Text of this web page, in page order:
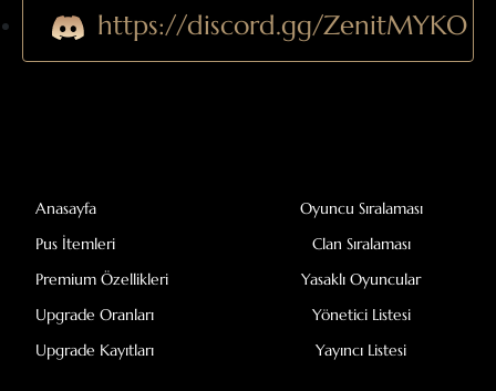
https://discord.gg/ZenitMYKO
Anasayfa
Pus İtemleri
Premium Özellikleri
Upgrade Oranları
Upgrade Kayıtları
Oyuncu Sıralaması
Clan Sıralaması
Yasaklı Oyuncular
Yönetici Listesi
Yayıncı Listesi